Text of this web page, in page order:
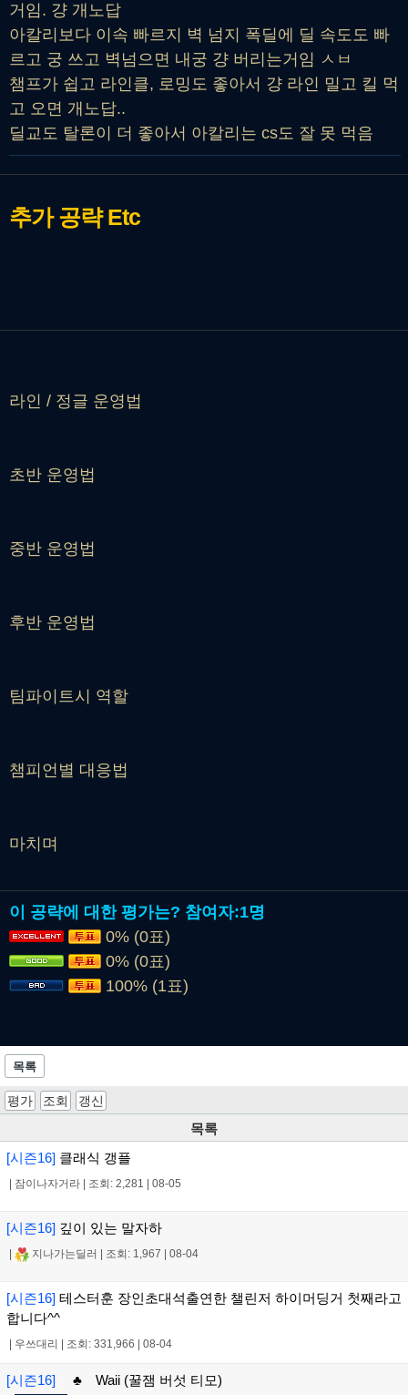
거임. 걍 개노답
아칼리보다 이속 빠르지 벽 넘지 폭딜에 딜 속도도 빠
르고 궁 쓰고 벽넘으면 내궁 걍 버리는거임 ㅅㅂ
챔프가 쉽고 라인클, 로밍도 좋아서 걍 라인 밀고 킬 먹
고 오면 개노답..
딜교도 탈론이 더 좋아서 아칼리는 cs도 잘 못 먹음
추가 공략Etc
라인 / 정글 운영법
초반 운영법
중반 운영법
후반 운영법
팀파이트시 역할
챔피언별 대응법
마치며
이 공략에 대한 평가는? 참여자:1명
0% (0표)
0% (0표)
100% (1표)
목록
평가 조회 갱신
목록
[시즌16] 클래식 갱플
잠이나자거라 조회: 2,281 08-05
[시즌16] 깊이 있는 말자하
지나가는딜러 조회: 1,967 08-04
[시즌16] 테스터훈 장인초대석출연한 챌린저 하이머딩거 첫째라고
합니다^^
우쓰대리 조회: 331,966 08-04
[시즌16] ♣ Waii (꿀잼 버섯 티모)